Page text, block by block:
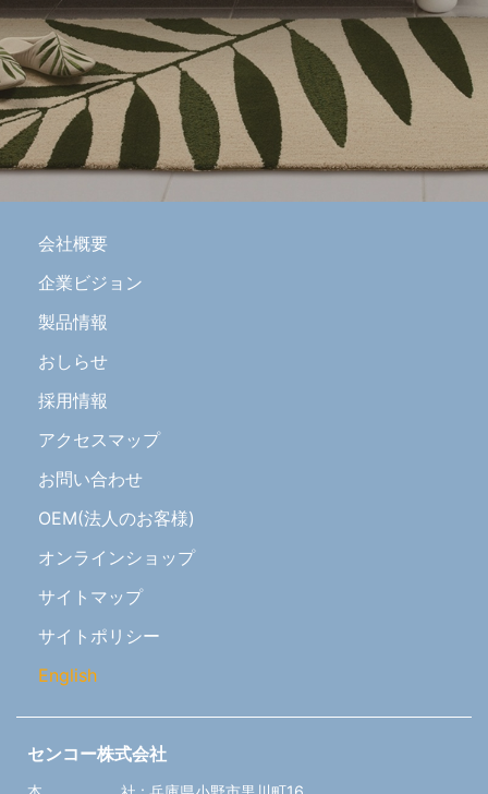
会社概要
企業ビジョン
製品情報
おしらせ
採用情報
アクセスマップ
お問い合わせ
OEM(法人のお客様)
オンラインショップ
サイトマップ
サイトポリシー
English
センコー株式会社